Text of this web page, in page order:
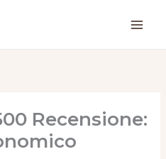
Recensione: